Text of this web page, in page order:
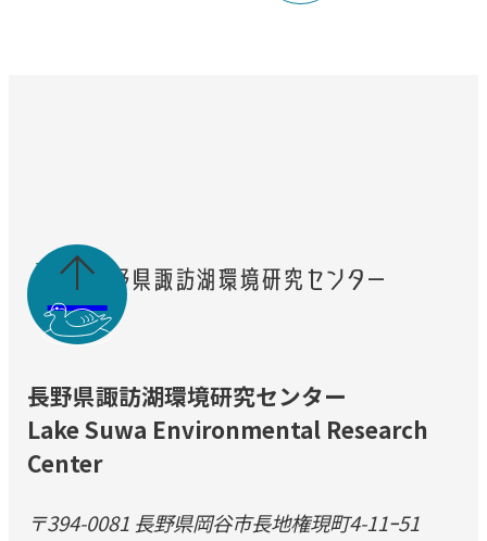

長野県諏訪湖環境研究センター
Lake Suwa Environmental Research
Center
〒394-0081 長野県岡谷市長地権現町4-11ｰ51